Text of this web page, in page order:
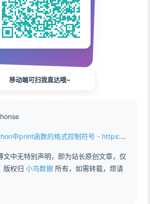
移动端可扫我直达哦~
函数的格式控制符号 - https://www.abddb.com/Format_control_symbols_for_print_function_in_Python.html
文中无特别声明，即为站长原创文章，仅
版权归 小鸟数据 所有，如需转载，烦请